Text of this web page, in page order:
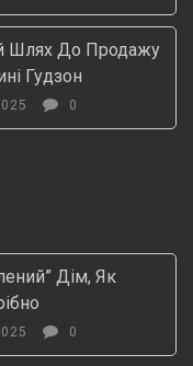
Шлях До Продажу
Гудзон
0
Дім, Як
0